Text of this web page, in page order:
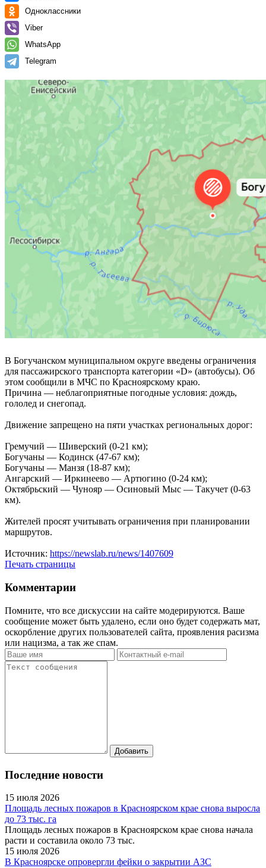
Одноклассники
Viber
WhatsApp
Telegram
В Богучанском муниципальном округе введены ограничения
для пассажирского транспорта категории «D» (автобусы). Об
этом сообщили в МЧС по Красноярскому краю.
Причина — неблагоприятные погодные условия: дождь,
гололед и снегопад.
Движение запрещено на пяти участках региональных дорог:
Гремучий — Шиверский (0-21 км);
Богучаны — Кодинск (47-67 км);
Богучаны — Манзя (18-87 км);
Ангарский — Иркинеево — Артюгино (0-24 км);
Октябрьский — Чунояр — Осиновый Мыс — Такучет (0-63
км).
Жителей просят учитывать ограничения при планировании
маршрутов.
Источник: https://newslab.ru/news/1407609
Печать страницы
Комментарии
Помните, что все дискуссии на сайте модерируются. Ваше
сообщение может быть удалено, если оно будет содержать мат,
оскорбление других пользователей сайта, проявления расизма
или нацизма, а так же спам.
Последние новости
15 июля 2026
Площадь лесных пожаров в Красноярском крае снова выросла
до 73 тыс. га
Площадь лесных пожаров в Красноярском крае снова начала
расти и составила около 73 тыс.
15 июля 2026
В Красноярске опровергли фейки о закрытии АЗС